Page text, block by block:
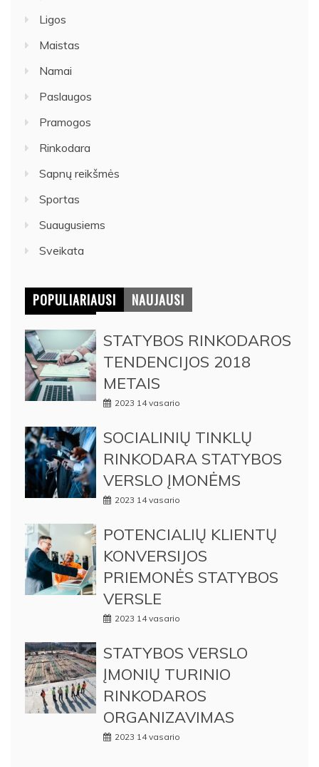
Ligos
Maistas
Namai
Paslaugos
Pramogos
Rinkodara
Sapnų reikšmės
Sportas
Suaugusiems
Sveikata
POPULIARIAUSI NAUJAUSI
STATYBOS RINKODAROS
TENDENCIJOS 2018
METAIS
2023 14 vasario
SOCIALINIŲ TINKLŲ
RINKODARA STATYBOS
VERSLO ĮMONĖMS
2023 14 vasario
POTENCIALIŲ KLIENTŲ
KONVERSIJOS
PRIEMONĖS STATYBOS
VERSLE
2023 14 vasario
STATYBOS VERSLO
ĮMONIŲ TURINIO
RINKODAROS
ORGANIZAVIMAS
2023 14 vasario